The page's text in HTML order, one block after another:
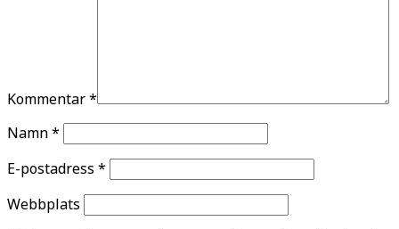
Kommentar*
Namn*
E-postadress *
Webbplats